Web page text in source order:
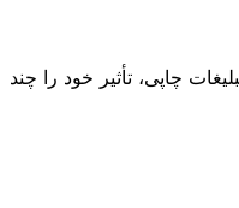
چاپی، تأثیر خود را چند